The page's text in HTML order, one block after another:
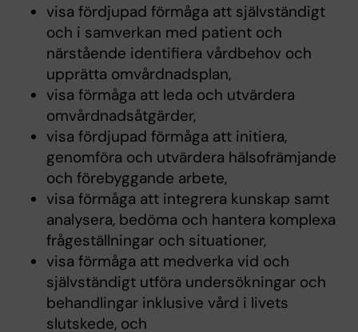
visa fördjupad förmåga att självständigt
och i samverkan med patient och
närstående identifiera vårdbehov och
upprätta omvårdnadsplan,
visa förmåga att leda och utvärdera
omvårdnadsåtgärder,
visa fördjupad förmåga att initiera,
genomföra och utvärdera hälsofrämjande
och förebyggande arbete,
visa förmåga att integrera kunskap samt
analysera, bedöma och hantera komplexa
frågeställningar och situationer,
visa förmåga att medverka vid och
självständigt utföra undersökningar och
behandlingar inklusive vård i livets
slutskede, och